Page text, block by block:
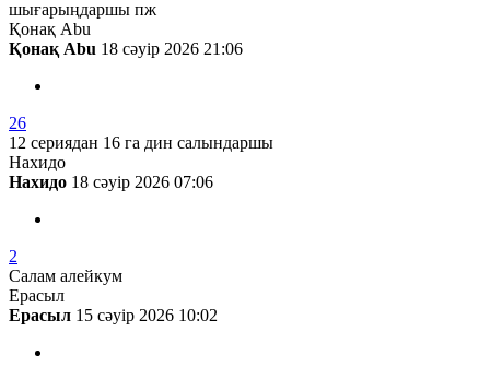
шығарыңдаршы пж
Қонақ Abu
Қонақ Abu 18 сәуір 2026 21:06
26
12 сериядан 16 га дин салындаршы
Нахидо
Нахидо 18 сәуір 2026 07:06
2
Салам алейкум
Ерасыл
Ерасыл 15 сәуір 2026 10:02